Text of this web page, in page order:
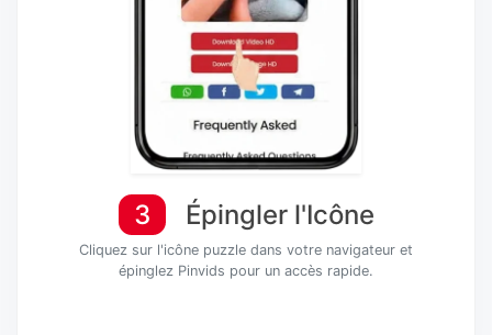
3 Épingler l'Icône
Cliquez sur l'icône puzzle dans votre navigateur et
épinglez Pinvids pour un accès rapide.